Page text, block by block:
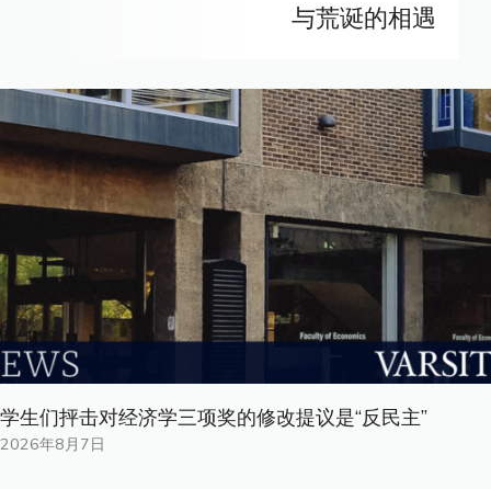
与荒诞的相遇
学生们抨击对经济学三项奖的修改提议是“反民主”
2026年8月7日